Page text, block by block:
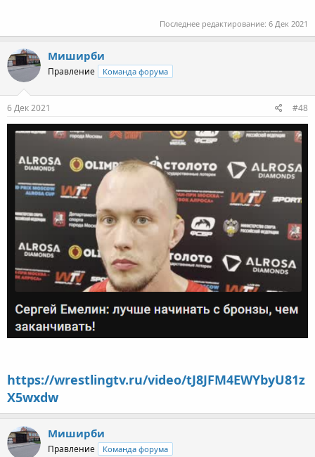
Последнее редактирование: 6 Дек 2021
Миширби
Правление Команда форума
6 Дек 2021 #48
https://wrestlingtv.ru/video/tJ8JFM4EWYbyU81z
X5wxdw
Миширби
Правление Команда форума